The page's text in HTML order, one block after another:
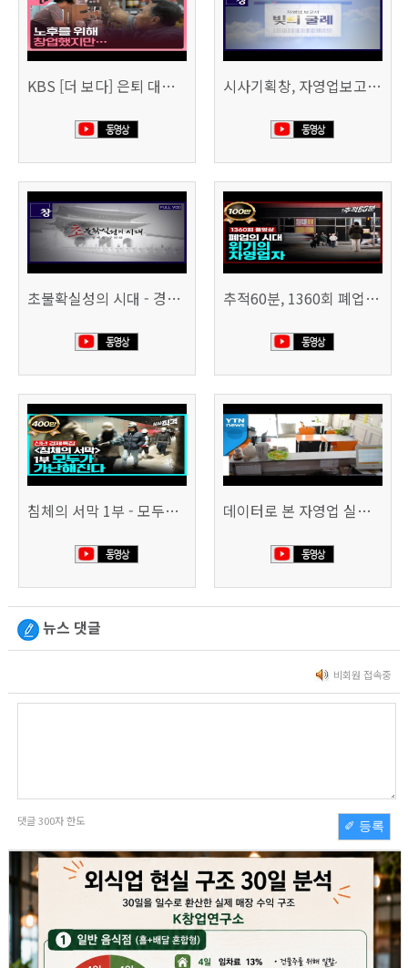
KBS [더 보다] 은퇴 대신 폐업 시사기획창, 자영업보고서 빚의 굴레 507회 (KBS 25.6.10)
초불확실성의 시대 - 경제를 구하라 494회 (KBS 25.2.11) 추적60분, 1360회 폐업의 시대, 위기의 자영업자
침체의 서막 1부 - 모두가 가난해진다 | 시사직격 신년특집 데이터로 본 자영업 실태 - 매출 '뚝', 장수 업소도 '휘청'
뉴스 댓글
비회원 접속중
댓글300자 한도 ✐ 등록